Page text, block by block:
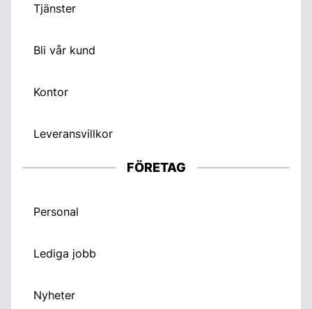
Tjänster
Bli vår kund
Kontor
Leveransvillkor
FÖRETAG
Personal
Lediga jobb
Nyheter